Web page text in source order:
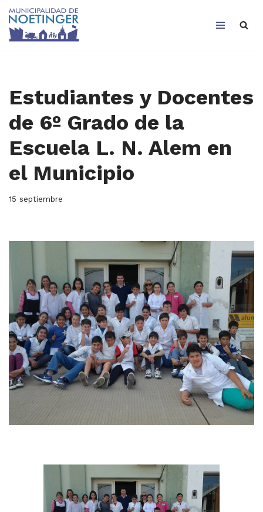
Saltar
Estudiantes y Docentes
de 6º Grado de la
Escuela L. N. Alem en
el Municipio
15 septiembre